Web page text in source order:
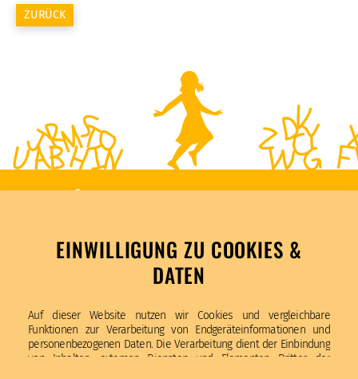
EINWILLIGUNG ZU COOKIES &
DATEN
Auf dieser Website nutzen wir Cookies und vergleichbare
Funktionen zur Verarbeitung von Endgeräteinformationen und
personenbezogenen Daten. Die Verarbeitung dient der Einbindung
von Inhalten, externen Diensten und Elementen Dritter, der
ZURÜCK
Katholische Schule Am Weiher
St. Bonifatius
Am Weiher 29, 20255 Hamburg
Tel. (040) 70 70 784 -10